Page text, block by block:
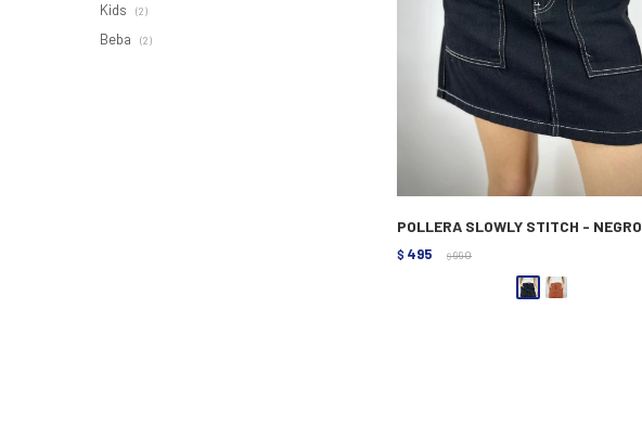
POLLERA SLOWLY STITCH - NEGRO
$ 495 $ 990
Kids (2)
Beba (2)